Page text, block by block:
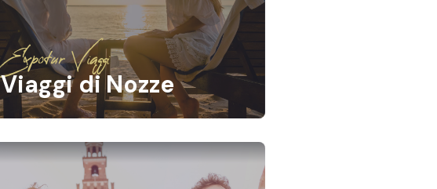
Expotur Viaggi
Viaggi di Nozze